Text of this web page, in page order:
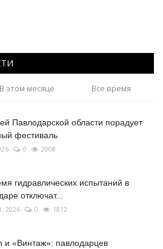
В этом месяце Все время
Павлодарской области порадует
фестиваль
0 2008
гидравлических испытаний в
отключат...
2026 0 1812
и «Винтаж»: павлодарцев